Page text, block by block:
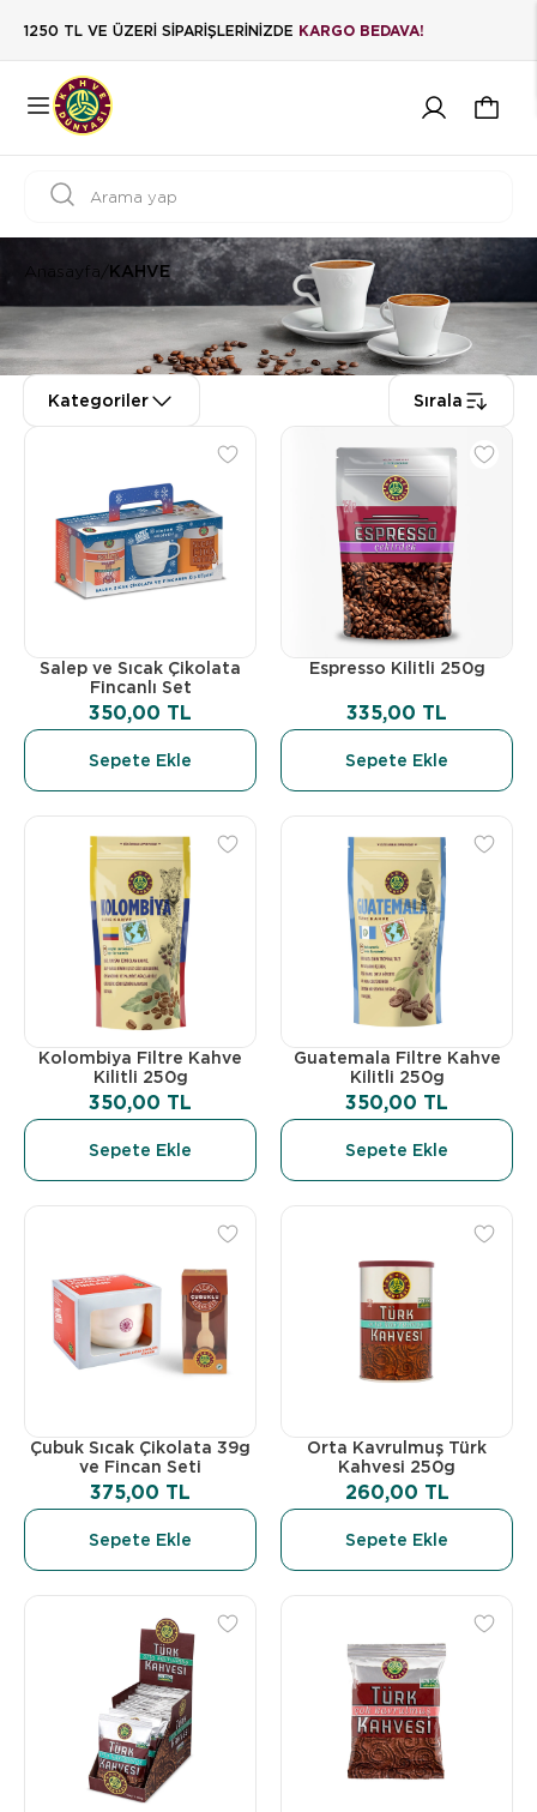
1250 TL VE ÜZERİ SİPARİŞLERİNİZDE KARGO BEDAVA!
Anasayfa/ KAHVE
Kategoriler Sırala
Salep ve Sıcak Çikolata
Fincanlı Set
350,00 TL
Sepete Ekle
Espresso Kilitli 250g
335,00 TL
Sepete Ekle
Kolombiya Filtre Kahve
Kilitli 250g
350,00 TL
Sepete Ekle
Guatemala Filtre Kahve
Kilitli 250g
350,00 TL
Sepete Ekle
Çubuk Sıcak Çikolata 39g
ve Fincan Seti
375,00 TL
Sepete Ekle
Orta Kavrulmuş Türk
Kahvesi 250g
260,00 TL
Sepete Ekle